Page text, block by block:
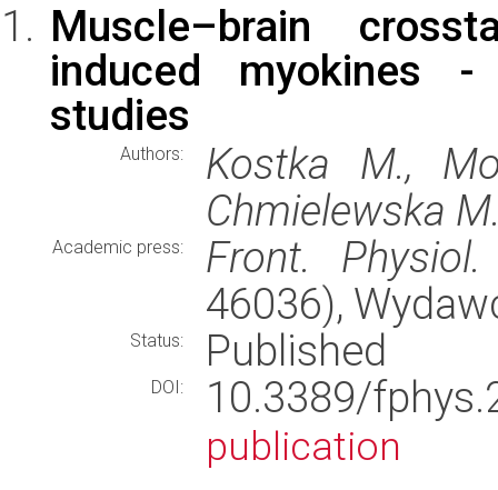
Muscle–brain
induced myokines
studies
Authors:
Kostka M.,
Chmielewska
Academic press: Front. Physiol.
46036),
Status: Published
DOI: 10.3389/
publication